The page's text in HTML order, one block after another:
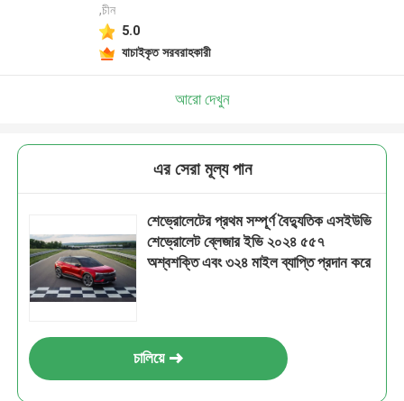
,চীন
5.0
যাচাইকৃত সরবরাহকারী
আরো দেখুন
এর সেরা মূল্য পান
শেভ্রোলেটের প্রথম সম্পূর্ণ বৈদ্যুতিক এসইউভি
শেভ্রোলেট ব্লেজার ইভি ২০২৪ ৫৫৭
অশ্বশক্তি এবং ৩২৪ মাইল ব্যাপ্তি প্রদান করে
চালিয়ে